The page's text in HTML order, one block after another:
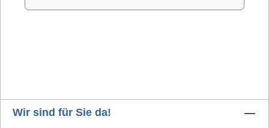
Wir sind für Sie da!